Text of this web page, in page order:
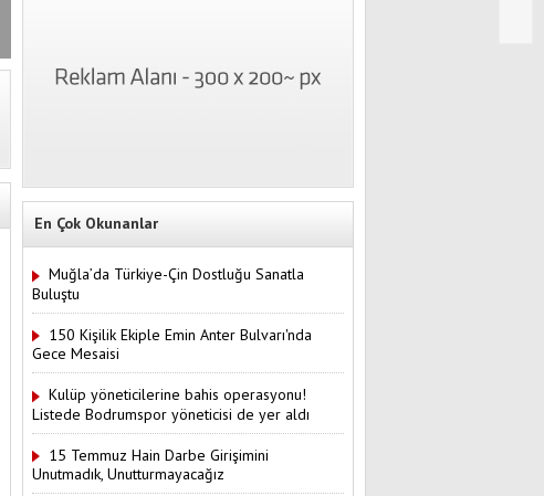
En Çok Okunanlar
Muğla’da Türkiye-Çin Dostluğu Sanatla
Buluştu
150 Kişilik Ekiple Emin Anter Bulvarı'nda
Gece Mesaisi
Kulüp yöneticilerine bahis operasyonu!
Listede Bodrumspor yöneticisi de yer aldı
15 Temmuz Hain Darbe Girişimini
Unutmadık, Unutturmayacağız